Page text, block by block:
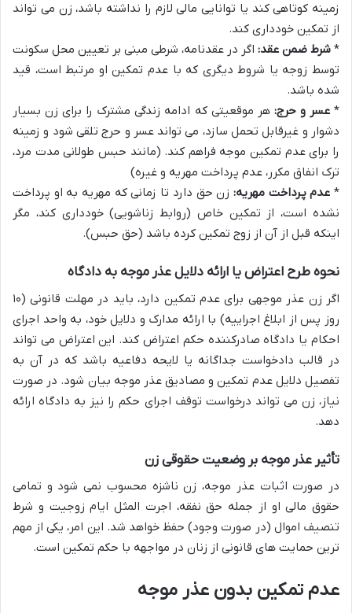
زمینه کوتاهی کند یا توانایی مالی لازم را نداشته باشد، زن می تواند
از تمکین خودداری کند.
* شرط ضمن عقد: اگر در عقدنامه، شرطی مبنی بر تعیین محل سکونت
توسط زوجه یا شروط دیگری که با عدم تمکین او مرتبط است، قید
شده باشد.
*عسر و حرج: هر موقعیتی که ادامه زندگی مشترک را برای زن بسیار
دشوار و غیرقابل تحمل سازد، می تواند عسر و حرج تلقی شود و زمینه
را برای عدم تمکین موجه فراهم کند. (مانند حبس طولانی مدت مرد،
ترک انفاق مکرر، عدم پرداخت مهریه و غیره)
* عدم پرداخت مهریه: زن حق دارد تا زمانی که مهریه به او پرداخت
نشده است، از تمکین خاص (روابط زناشویی) خودداری کند، مگر
اینکه قبل از آن از زوج تمکین کرده باشد (حق حبس).
نحوه طرح اعتراض یا ارائه دلایل عذر موجه به دادگاه
اگر زن عذر موجهی برای عدم تمکین دارد، باید در مهلت قانونی (۱۰
روز پس از ابلاغ اجراییه) با ارائه مدارک و دلایل خود، به واحد اجرای
احکام یا دادگاه صادرکننده حکم اعتراض کند. این اعتراض می تواند
در قالب دادخواست جداگانه یا لایحه دفاعیه باشد که در آن به
تفصیل دلایل عدم تمکین و مصادیق عذر موجه بیان شود. در صورت
نیاز، زن می تواند درخواست توقف اجرای حکم را نیز به دادگاه ارائه
دهد.
تأثیر عذر موجه بر وضعیت حقوقی زن
در صورت اثبات عذر موجه، زن ناشزه محسوب نمی شود و تمامی
حقوق مالی او از جمله حق نفقه، اجرت المثل ایام زوجیت و شرط
تنصیف اموال (در صورت وجود) حفظ خواهد شد. این امر، یکی از مهم
ترین حمایت های قانونی از زنان در مواجهه با حکم تمکین است.
عدم تمکین بدون عذر موجه